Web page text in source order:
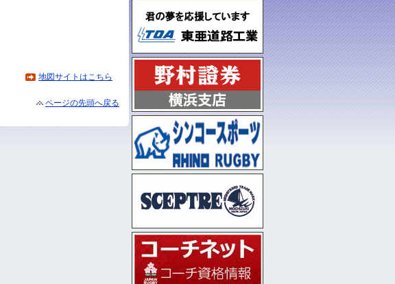
地図サイトはこちら
ページの先頭へ戻る